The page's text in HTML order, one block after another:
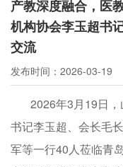
产教深度融合，医
机构协会李玉超书
交流
发布时间：2026-03-19
2026年3月19日
书记李玉超、会长毛
军等一行40人莅临青